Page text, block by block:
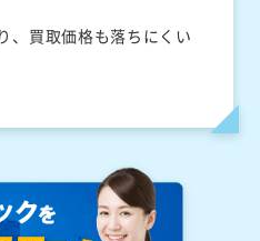
、買取価格も落ちにくい